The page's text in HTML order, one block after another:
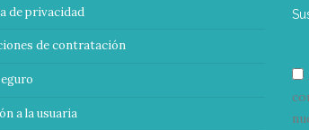
de privacidad
de contratación
a la usuaria